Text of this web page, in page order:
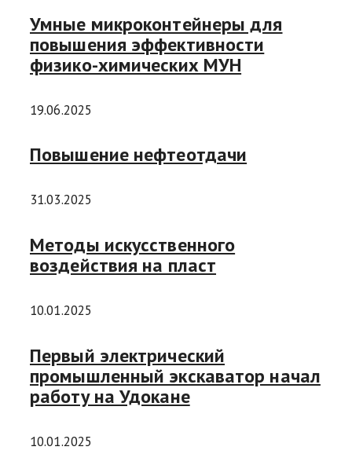
Умные микроконтейнеры для
повышения эффективности
физико-химических МУН
19.06.2025
Повышение нефтеотдачи
31.03.2025
Методы искусственного
воздействия на пласт
10.01.2025
Первый электрический
промышленный экскаватор начал
работу на Удокане
10.01.2025